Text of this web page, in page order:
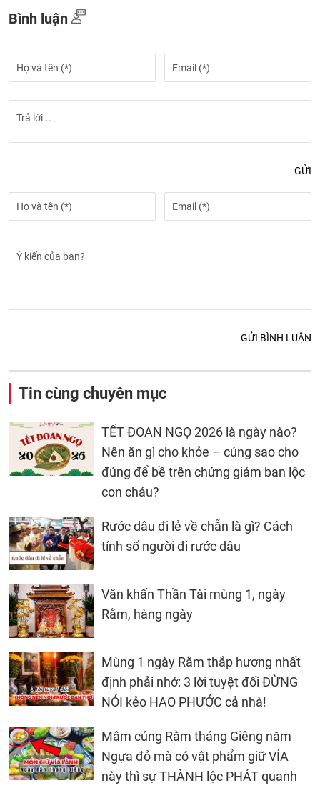
Bình luận
GỬI
GỬI BÌNH LUẬN
Tin cùng chuyên mục
TẾT ĐOAN NGỌ 2026 là ngày nào?
Nên ăn gì cho khỏe – cúng sao cho
đúng để bề trên chứng giám ban lộc
con cháu?
Rước dâu đi lẻ về chẵn là gì? Cách
tính số người đi rước dâu
Văn khấn Thần Tài mùng 1, ngày
Rằm, hàng ngày
Mùng 1 ngày Rằm thắp hương nhất
định phải nhớ: 3 lời tuyệt đối ĐỪNG
NÓI kẻo HAO PHƯỚC cả nhà!
Mâm cúng Rằm tháng Giêng năm
Ngựa đỏ mà có vật phẩm giữ VÍA
này thì sự THÀNH lộc PHÁT quanh